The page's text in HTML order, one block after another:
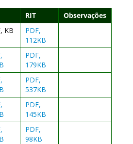
RIT
Observações
KB
PDF,
112KB
PDF,
179KB
PDF,
537KB
PDF,
145KB
PDF,
98KB